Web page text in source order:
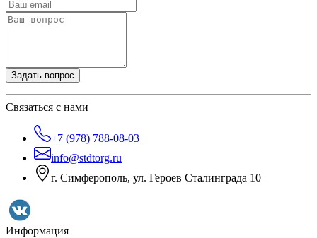
Задать вопрос
Связаться с нами
+7 (978) 788-08-03
info@stdtorg.ru
г. Симферополь, ул. Героев Сталинграда 10
Информация